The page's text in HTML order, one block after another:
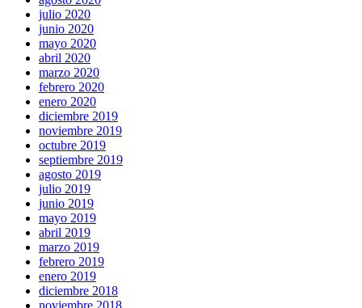
julio 2020
junio 2020
mayo 2020
abril 2020
marzo 2020
febrero 2020
enero 2020
diciembre 2019
noviembre 2019
octubre 2019
septiembre 2019
agosto 2019
julio 2019
junio 2019
mayo 2019
abril 2019
marzo 2019
febrero 2019
enero 2019
diciembre 2018